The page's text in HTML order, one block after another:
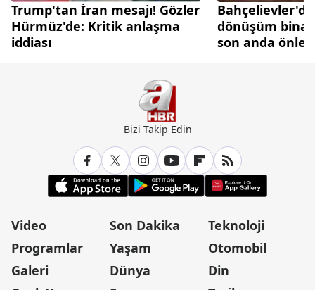
Trump'tan İran mesajı! Gözler
Hürmüz'de: Kritik anlaşma
iddiası
dönüşüm
son anda
Bizi Takip Edin
Video
Programlar
Galeri
Son Dakika
Yaşam
Dünya
Teknoloji
Otomobil
Din